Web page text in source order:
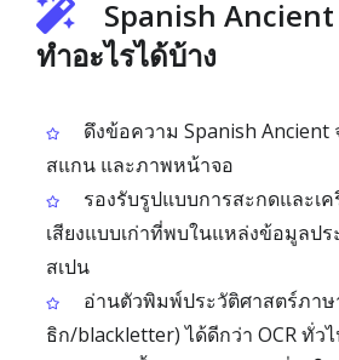
Spanish Ancient
ทำอะไรได้บ้าง
ดึงข้อความ Spanish Ancient
สแกน และภาพหน้าจอ
รองรับรูปแบบการสะกดและเ
เสียงแบบเก่าที่พบในแหล่งข้อมูลป
สเปน
อ่านตัวพิมพ์ประวัติศาสตร์ภาษ
ธิก/blackletter) ได้ดีกว่า OCR ทั่